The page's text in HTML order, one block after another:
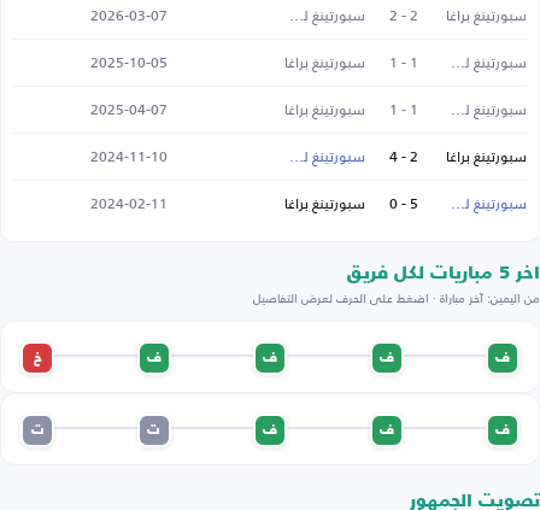
سبورتينغ براغا 2 - 2 سبورتينغ لشبونة
2026-03-07
سبورتينغ لشبونة
1 - 1 سبورتينغ براغا
2025-10-05
سبورتينغ لشبونة
1 - 1 سبورتينغ براغا
2025-04-07
سبورتينغ براغا
2 - 4 سبورتينغ لشبونة
2024-11-10
سبورتينغ لشبونة
5 - 0 سبورتينغ براغا 2024-02-11
اخر 5 مباريات لكل فريق
من اليمين: آخر مباراة · اضغط على الحرف لعرض التفاصيل
ف ف ف ف خ
ف ف ف ت ت
تصويت الجمهور